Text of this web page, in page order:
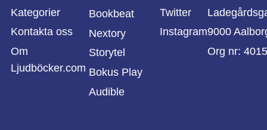
Kategorier
Kontakta oss
Om
Ljudböcker.com
Bookbeat
Nextory
Storytel
Bokus Play
Audible
Twitter
Instagram9000
Org nr: